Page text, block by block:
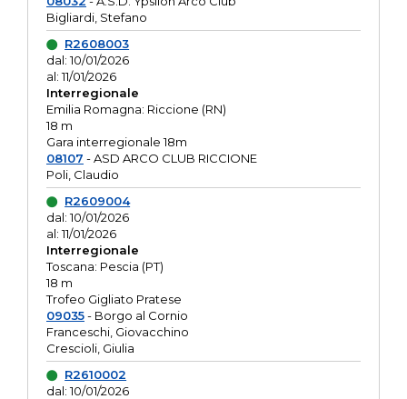
Bigliardi, Stefano
R2608003
dal: 10/01/2026
al: 11/01/2026
Interregionale
Emilia Romagna: Riccione (RN)
18 m
Gara interregionale 18m
08107 - ASD ARCO CLUB RICCIONE
Poli, Claudio
R2609004
dal: 10/01/2026
al: 11/01/2026
Interregionale
Toscana: Pescia (PT)
18 m
Trofeo Gigliato Pratese
09035- Borgo al Cornio
Franceschi, Giovacchino
Crescioli, Giulia
R2610002
dal: 10/01/2026